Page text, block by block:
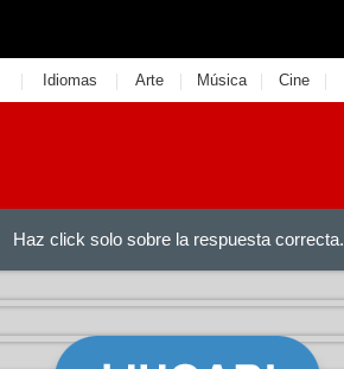
| Idiomas | Arte | Música | Cine |
Haz click solo sobre la respuesta correcta.